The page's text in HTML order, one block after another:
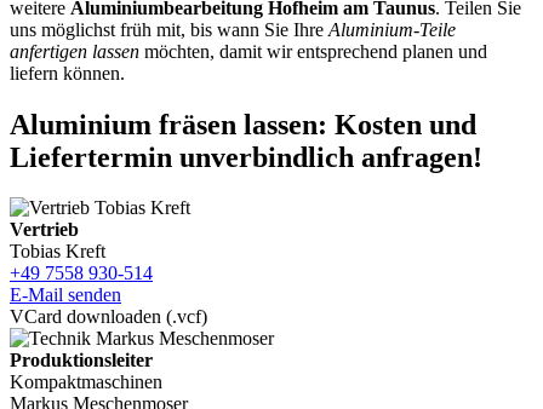
weitere Aluminiumbearbeitung Hofheim am Taunus. Teilen Sie
uns möglichst früh mit, bis wann Sie Ihre Aluminium-Teile
anfertigen lassen möchten, damit wir entsprechend planen und
liefern können.
Aluminium fräsen lassen: Kosten und
Liefertermin unverbindlich anfragen!
Vertrieb
Tobias Kreft
+49 7558 930-514
E-Mail senden
VCard downloaden (.vcf)
Produktionsleiter
Kompaktmaschinen
Markus Meschenmoser